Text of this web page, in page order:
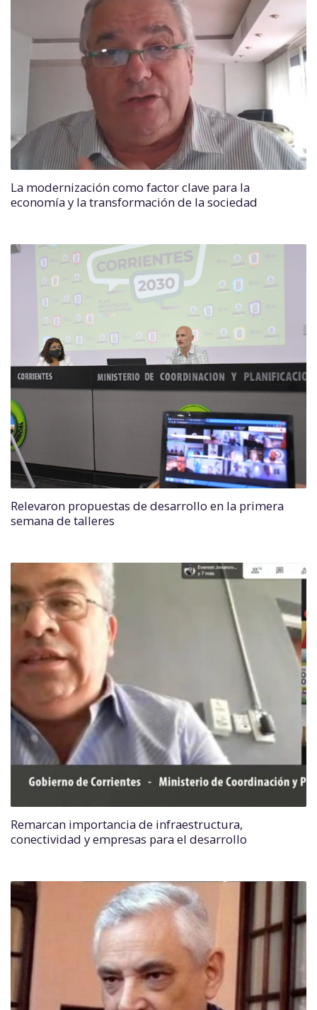
La modernización como factor clave para la
economía y la transformación de la sociedad
Relevaron propuestas de desarrollo en la primera
semana de talleres
Remarcan importancia de infraestructura,
conectividad y empresas para el desarrollo